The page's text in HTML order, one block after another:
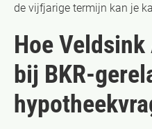
de vijfjarige termijn kan je
Hoe
bij BKR-